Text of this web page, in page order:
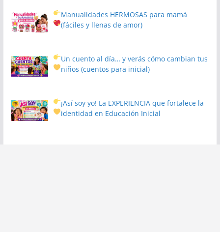
Manualidades HERMOSAS para mamá
(fáciles y llenas de amor)
Un cuento al día… y verás cómo cambian tus
niños(cuentos para inicial)
¡Así soy yo! La EXPERIENCIA que fortalece la
identidad en Educación Inicial